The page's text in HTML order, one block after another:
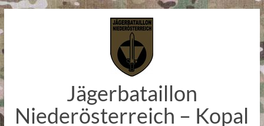
Zum
springen
Jägerbataillon
Niederösterreich – Kopal